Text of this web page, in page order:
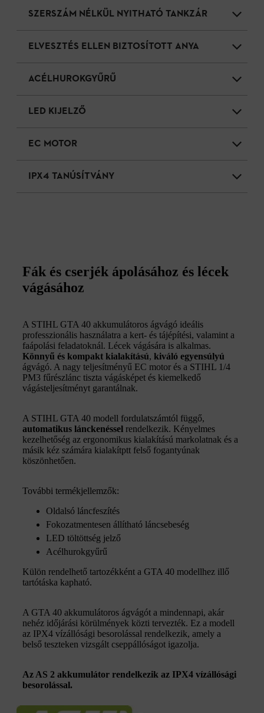
SZERSZÁM NÉLKÜL NYITHATÓ TANKZÁR
ELVESZTÉS ELLEN BIZTOSÍTOTT ANYA
ACÉLHUROKGYŰRŰ
LED KIJELZŐ
EC MOTOR
IPX4 TANÚSÍTVÁNY
Fák és cserjék ápolásához és lécek
vágásához
A STIHL GTA 40 akkumulátoros ágvágó ideális
professzionális használatra a kert- és tájépítési, valamint a
faápolási feladatoknál. Lécek vágására is alkalmas.
Könnyű és kompakt kialakítású, kiváló egyensúlyú
ágvágó. A nagy teljesítményű EC motor és a STIHL 1/4
PM3 fűrészlánc tiszta vágásképet és kiemelkedő
vágásteljesítményt garantálnak.
A STIHL GTA 40 modell fordulatszámtól függő,
automatikus lánckenéssel rendelkezik. Kényelmes
kezelhetőség az ergonomikus kialakítású markolatnak és a
másik kéz számára kialakítptt felső fogantyúnak
köszönhetően.
További termékjellemzők:
Oldalsó láncfeszítés
Fokozatmentesen állítható láncsebeség
LED töltöttség jelző
Acélhurokgyűrű
Külön rendelhető tartozékként a GTA 40 modellhez illő
tartótáska kapható.
A GTA 40 akkumulátoros ágvágót a mindennapi, akár
nehéz időjárási körülmények közti tervezték. Ez a modell
az IPX4 vízállósági besorolással rendelkezik, amely a
belső teszteken vizsgált cseppállóságot igazolja.
Az AS 2 akkumulátor rendelkezik az IPX4 vízállósági
besorolással.